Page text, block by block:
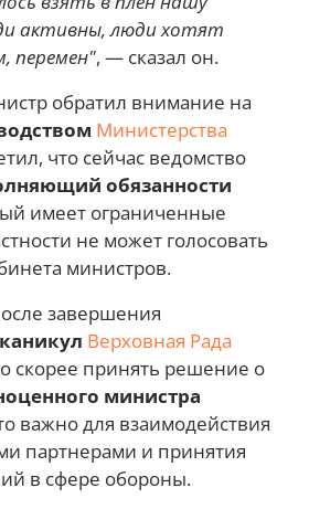
активны, люди хотят
перемен", — сказал он.
обратил внимание на
Министерства
что сейчас ведомство
обязанности
имеет ограниченные
не может голосовать
министров.
завершения
Верховная Рада
скорее принять решение о
министра
важно для взаимодействия
партнерами и принятия
в сфере обороны.